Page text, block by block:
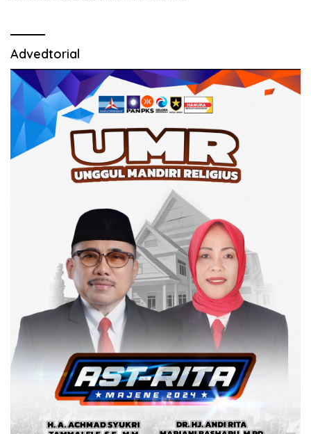
Advedtorial